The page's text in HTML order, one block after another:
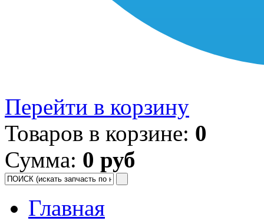
Перейти в корзину
Товаров в корзине: 0
Сумма: 0 руб
Главная